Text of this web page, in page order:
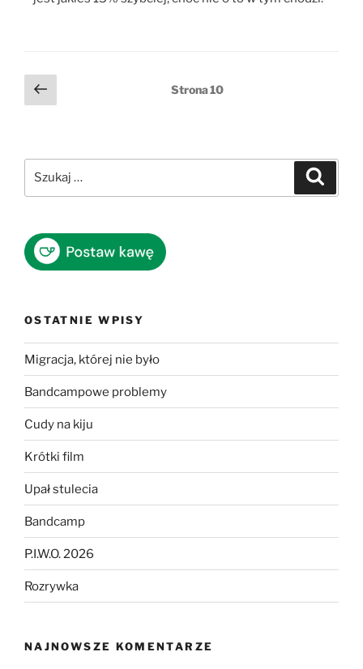
Stronicowanie
wpisów
Poprzednia
strona
Strona10
OSTATNIE WPISY
Migracja, której nie było
Bandcampowe problemy
Cudy na kiju
Krótki film
Upał stulecia
Bandcamp
P.I.W.O. 2026
Rozrywka
NAJNOWSZE KOMENTARZE